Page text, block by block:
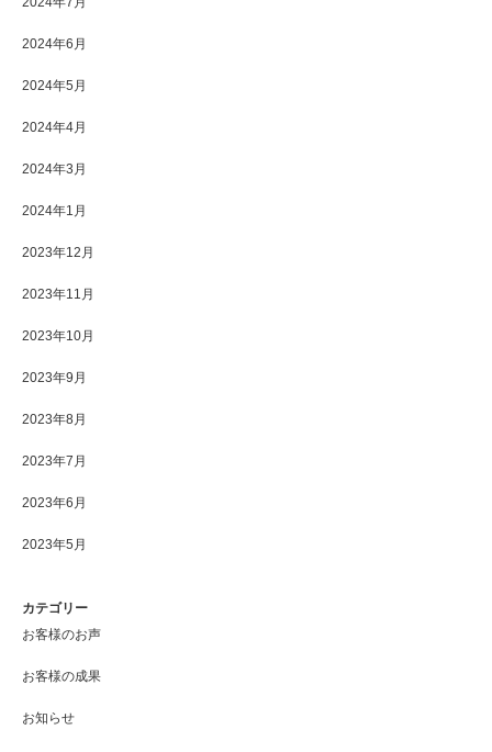
2024年6月
2024年5月
2024年4月
2024年3月
2024年1月
2023年12月
2023年11月
2023年10月
2023年9月
2023年8月
2023年7月
2023年6月
2023年5月
カテゴリー
お客様のお声
お客様の成果
お知らせ